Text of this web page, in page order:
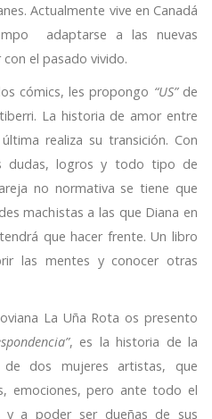
Actualmente vive en Canadá
adaptarse a las nuevas
el pasado vivido.
cómics, les propongo “US”de
La historia de amor entre
realiza su transición. Con
dudas, logros y todo tipo de
no normativa se tiene que
machistas a las que Diana en
que hacer frente. Un libro
las mentes y conocer otras
La Uña Rota os presento
, es la historia de la
de dos mujeres artistas, que
emociones, pero ante todo el
y a poder ser dueñas de sus